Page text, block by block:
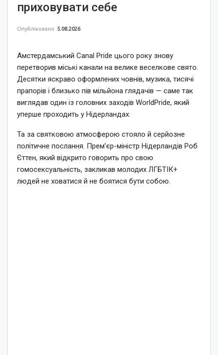
приховувати себе
Опубліковано 5.08.2026
Амстердамський Canal Pride цього року знову
перетворив міські канали на велике веселкове свято.
Десятки яскраво оформлених човнів, музика, тисячі
прапорів і близько пів мільйона глядачів — саме так
виглядав один із головних заходів WorldPride, який
уперше проходить у Нідерландах.
Та за святковою атмосферою стояло й серйозне
політичне послання. Прем’єр-міністр Нідерландів Роб
Єттен, який відкрито говорить про свою
гомосексуальність, закликав молодих ЛГБТІК+
людей не ховатися й не боятися бути собою.